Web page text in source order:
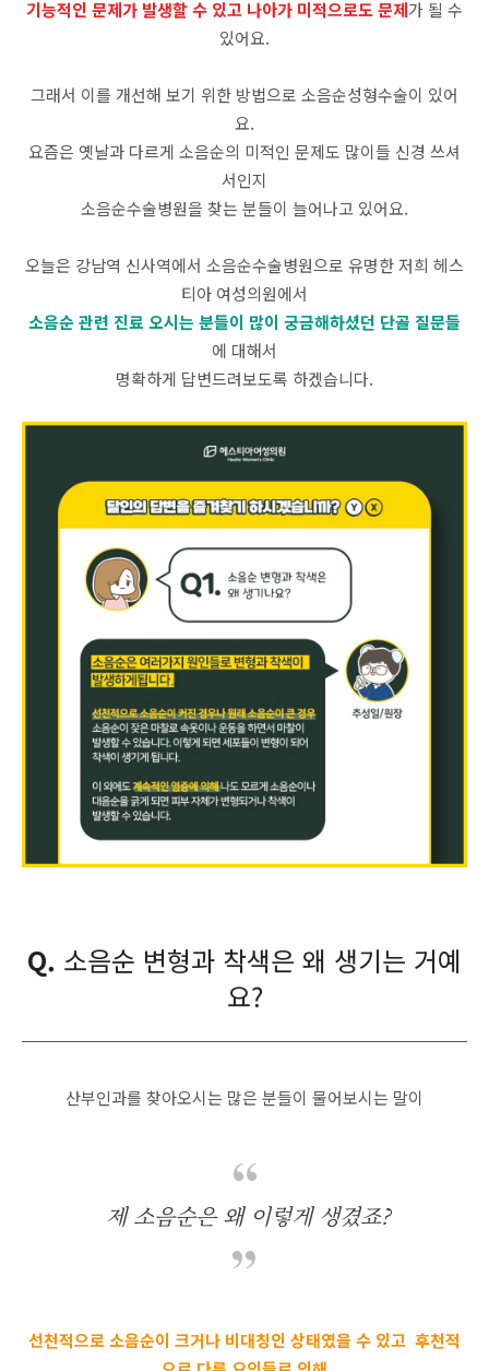
기능적인 문제가 발생할 수 있고 나아가 미적으로도 문제가 될 수
있어요.
그래서 이를 개선해 보기 위한 방법으로 소음순성형수술이 있어
요.
요즘은 옛날과 다르게 소음순의 미적인 문제도 많이들 신경 쓰셔
서인지
소음순수술병원을 찾는 분들이 늘어나고 있어요.
오늘은 강남역 신사역에서 소음순수술병원으로 유명한 저희 헤스
티아 여성의원에서
소음순 관련 진료 오시는 분들이 많이 궁금해하셨던 단골 질문들
에 대해서
명확하게 답변드려보도록 하겠습니다.
Q. 소음순 변형과 착색은 왜 생기는 거예
요?
산부인과를 찾아오시는 많은 분들이 물어보시는 말이
제 소음순은 왜 이렇게 생겼죠?
선천적으로 소음순이 크거나 비대칭인 상태였을 수 있고 후천적